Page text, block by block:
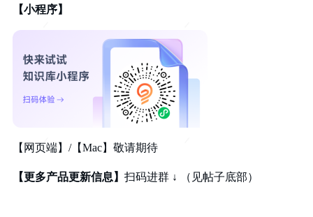
【小程序】
【网页端】/【Mac】敬请期待
【更多产品更新信息】 扫码进群 ↓ （见帖子底部）